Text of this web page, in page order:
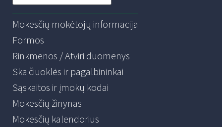
Mokesčių mokėtojų informacija
Formos
Rinkmenos / Atviri duomenys
Skaičiuoklės ir pagalbininkai
Sąskaitos ir įmokų kodai
Mokesčių žinynas
Mokesčių kalendorius